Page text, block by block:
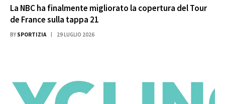
La NBC ha finalmente migliorato la copertura del Tour
de France sulla tappa 21
BY SPORTIZIA 29 LUGLIO 2026